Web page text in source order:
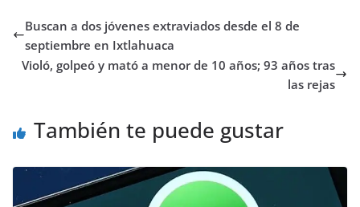
Buscan a dos jóvenes extraviados desde el 8 de
septiembre en Ixtlahuaca
Violó, golpeó y mató a menor de 10 años; 93 años tras
las rejas
También te puede gustar